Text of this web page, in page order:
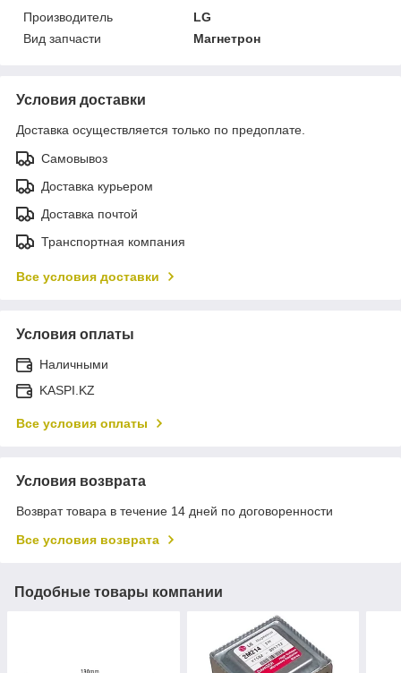
Производитель
LG
Вид запчасти
Магнетрон
Условия доставки
Доставка осуществляется только по предоплате.
Самовывоз
Доставка курьером
Доставка почтой
Транспортная компания
Все условия доставки
Условия оплаты
Наличными
KASPI.KZ
Все условия оплаты
Условия возврата
Возврат товара в течение 14 дней по договоренности
Все условия возврата
Подобные товары компании